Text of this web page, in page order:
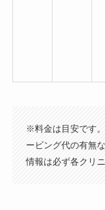
※料金は目安です
ービング代の有無
情報は必ず各クリ